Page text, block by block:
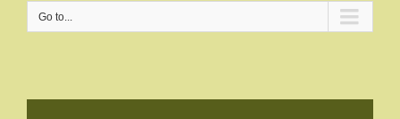
Go to...